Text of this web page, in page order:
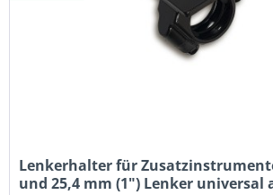
Lenkerhalter für
und 25,4 mm (1") Lenker universal